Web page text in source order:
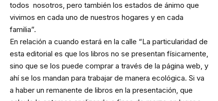
todos nosotros, pero también los estados de ánimo que
vivimos en cada uno de nuestros hogares y en cada
familia”.
En relación a cuando estará en la calle “La particularidad de
esta editorial es que los libros no se presentan físicamente,
sino que se los puede comprar a través de la página web, y
ahí se los mandan para trabajar de manera ecológica. Si va
a haber un remanente de libros en la presentación, que